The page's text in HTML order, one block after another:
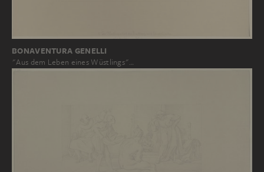
BONAVENTURA GENELLI
"Aus dem Leben eines Wüstlings"…